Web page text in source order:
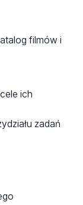
filmów i
ich
zadań